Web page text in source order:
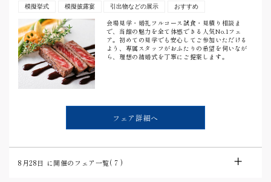
模擬挙式
模擬披露宴 引出物などの展示 おすすめ
会場見学・婚礼フルコース試食・見積り相談ま
で、当館の魅力を全て体感できる人気No.1フェ
ア。初めての見学でも安心してご参加いただける
よう、専属スタッフがおふたりの希望を伺いなが
ら、理想の結婚式を丁寧にご提案します。
フェア詳細へ
8月28日 に開催のフェア一覧(7 )